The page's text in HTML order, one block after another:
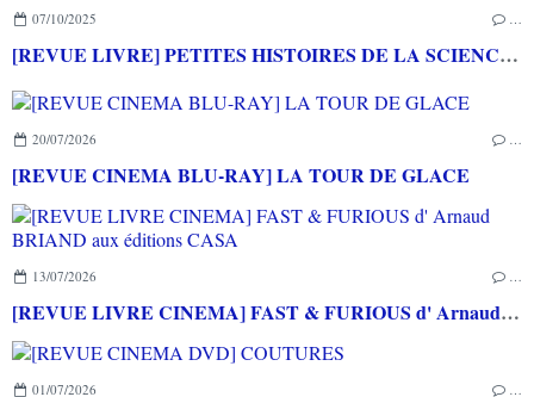
07/10/2025 …
[REVUE LIVRE] PETITES HISTOIRES DE LA SCIENCE-FICTION FRANCAISE d'Alain GROUSSET aux éditions ACTUSF
20/07/2026 …
[REVUE CINEMA BLU-RAY] LA TOUR DE GLACE
13/07/2026 …
[REVUE LIVRE CINEMA] FAST & FURIOUS d' Arnaud BRIAND aux éditions CASA
01/07/2026 …